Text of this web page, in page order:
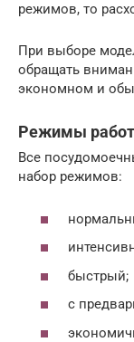
режимов, то
При выборе
обращать
экономном и
Режимы
Все
набор режимов:
быстрый;
с